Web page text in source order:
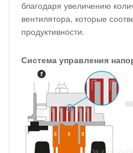
благодаря увеличению
вентилятора, которые
продуктивности.
Система управления